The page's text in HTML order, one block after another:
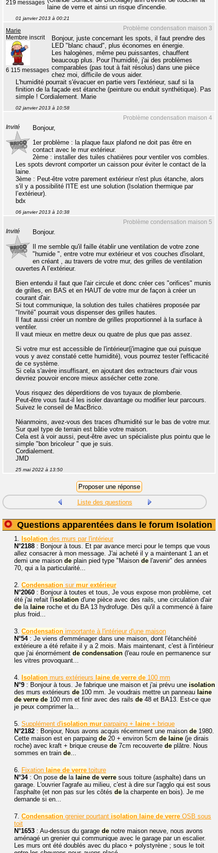
219 messages
laine de verre et ainsi un risque d'incendie.
01 janvier 2013 à 00:21
Problème condensation maison 3
Marie
Membre inscrit
6 115 messages
Bonjour, juste concernant les spots, il faut prendre des
LED "blanc chaud", plus économes en énergie.
Les halogènes, même peu puissantes, chauffent
beaucoup plus. Pour l'humidité, j'ai des problèmes
comparables (pas tout à fait résolus) dans une pièce
chez moi, difficile de vous aider.
L'humidité pourrait s'évacuer en partie vers l'extérieur, sauf si la
finition de la façade est étanche (peinture ou enduit synthétique). Pas
simple ! Cordialement. Marie
02 janvier 2013 à 10:58
Problème condensation maison 4
Invité
Bonjour,
1er problème : la plaque faux plafond ne doit pas être en
contact avec le mur extérieur.
2ème : installer des tuiles chatières pour ventiler vos combles.
Les spots devront comporter un caisson pour éviter le contact de la
laine.
3ème : Peut-être votre parement extérieur n'est plus étanche, alors
s'il y a possibilité l'ITE est une solution (Isolation thermique par
l’extérieur).
bdx
06 janvier 2013 à 10:38
Problème condensation maison 5
Invité
Bonjour.
Il me semble qu'il faille établir une ventilation de votre zone
"humide ", entre votre mur extérieur et vos couches d'isolant,
en créant , au travers de votre mur, des grilles de ventilation
ouvertes A l’extérieur.
Bien entendu il faut que l'air circule et donc créer ces "orifices" munis
de grilles, en BAS et en HAUT de votre mur de façon à créer un
courant d'air.
Si tout communique, la solution des tuiles chatières proposée par
"Invité" pourrait vous dispenser des grilles hautes.
Il faut aussi créer un nombre de grilles proportionnel à la surface à
ventiler.
Il vaut mieux en mettre deux ou quatre de plus que pas assez.
Si votre mur est accessible de l'intérieur(j'imagine que oui puisque
vous y avez constaté cette humidité), vous pourrez tester l'efficacité
de ce système.
Si cela s'avère insuffisant, en ajoutant des extracteurs d'air vous
devriez pouvoir encore mieux assécher cette zone.
Vous risquez des déperditions de vos tuyaux de plomberie.
Peut-être vous faut-il les isoler davantage ou modifier leur parcours.
Suivez le conseil de MacBrico.
Néanmoins, avez-vous des traces d'humidité sur le bas de votre mur.
Sur quel type de terrain est bâtie votre maison.
Cela est à voir aussi, peut-être avec un spécialiste plus pointu que le
simple "bon bricoleur " que je suis.
Cordialement.
JMD
25 mai 2022 à 13:50
Liste des questions
Questions apparentées dans le forum Isolation
1. Isolation des murs par l'intérieur
N°2188 : Bonjour à tous. Et par avance merci pour le temps que vous
allez consacrer à mon message. J'ai acheté il y a maintenant 1 an et
demi une maison de plain pied type "Maison de l'avenir" des années
70, qui a la particularité...
2. Condensation sur mur extérieur
N°2060 : Bonjour à toutes et tous, Je vous expose mon problème, cet
été j'ai refait l'isolation d'une pièce avec des rails, une circulation d'air
de la laine roche et du BA 13 hydrofuge. Dès qu'il a commencé à faire
plus froid...
3. Condensation importante à l'intérieur d'une maison
N°54: Je viens d'emménager dans une maison, dont l'étanchéité
extérieure a été refaite il y a 2 mois. Mais maintenant, c'est à l'intérieur
que j'ai énormément de condensation (l'eau roule en permanence sur
les vitres provoquant...
4. Isolation murs extérieurs laine de verre de 100 mm
N°9 : Bonjour à tous. Je fabrique une maison et j'ai prévu une isolation
des murs extérieurs de 100 mm. Je voudrais mettre un panneau laine
de verre de 100 mm et finir avec des rails de 48 et BA13. Est-ce que
je peux comprimer la...
5. Supplément d'isolation mur parpaing + laine + brique
N°2182 : Bonjour, Nous avons acquis récemment une maison de 1980.
Cette maison est en parpaing de 20 + environ 5cm de laine (je dirais
roche) avec kraft + brique creuse de 7cm recouverte de plâtre. Nous
sommes en train de...
6. Fixation laine de verre toiture
N°34: On pose de la laine de verre sous toiture (asphalte) dans un
garage. L'ouvrier l'agrafe au milieu, c'est à dire sur l'agglo qui est sous
l'asphalte (et non pas sur les côtés de la charpente en bois). Je me
demande si en...
7. Condensation grenier pourtant isolation laine de verre OSB sous
toit
N°1653 : Au-dessus du garage de notre maison neuve, nous avons
aménagé un grenier qui communique avec le garage par un escalier.
Les murs ont été doublés avec du placo + polystyrène ; sous le toit